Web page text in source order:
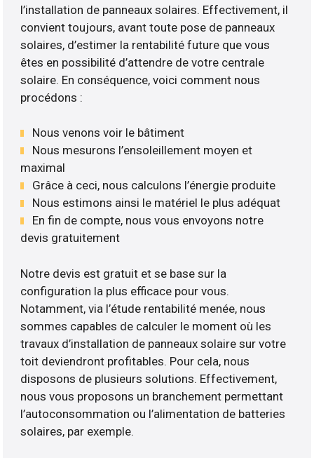
l’installation de panneaux solaires. Effectivement, il
convient toujours, avant toute pose de panneaux
solaires, d’estimer la rentabilité future que vous
êtes en possibilité d’attendre de votre centrale
solaire. En conséquence, voici comment nous
procédons :
Nous venons voir le bâtiment
Nous mesurons l’ensoleillement moyen et
maximal
Grâce à ceci, nous calculons l’énergie produite
Nous estimons ainsi le matériel le plus adéquat
En fin de compte, nous vous envoyons notre
devis gratuitement
Notre devis est gratuit et se base sur la
configuration la plus efficace pour vous.
Notamment, via l’étude rentabilité menée, nous
sommes capables de calculer le moment où les
travaux d’installation de panneaux solaire sur votre
toit deviendront profitables. Pour cela, nous
disposons de plusieurs solutions. Effectivement,
nous vous proposons un branchement permettant
l’autoconsommation ou l’alimentation de batteries
solaires, par exemple.